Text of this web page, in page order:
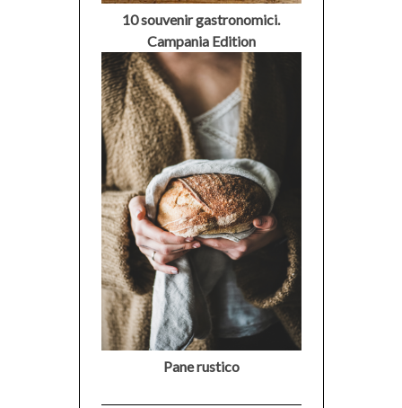
10 souvenir gastronomici.
Campania Edition
Pane rustico